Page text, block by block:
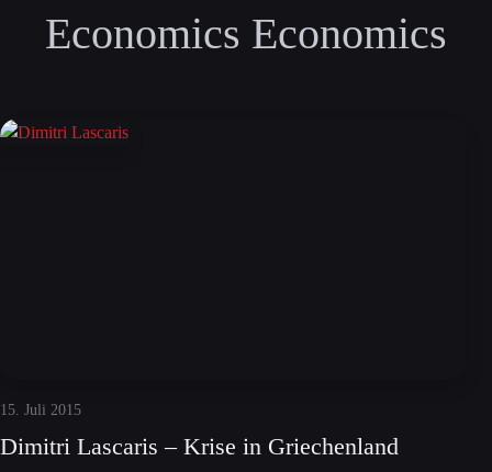
Economics Economics
15. Juli 2015
Dimitri Lascaris – Krise in Griechenland